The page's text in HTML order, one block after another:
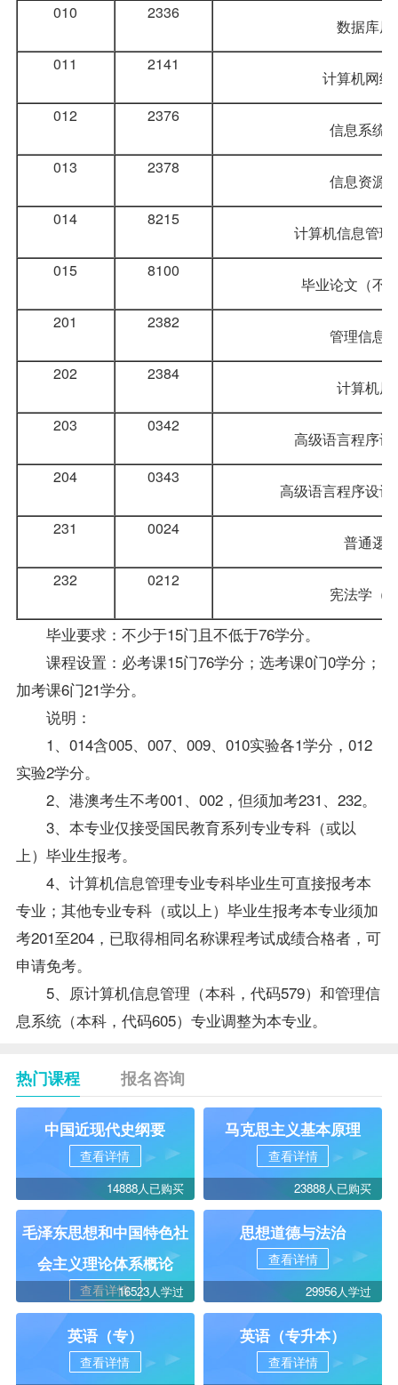
010
2336
数据库原
011
2141
计算机网络
012
2376
信息系统
013
2378
信息资源
014
8215
计算机信息管
015
8100
毕业论文（不
201
2382
管理信息
202
2384
计算机原
203
0342
高级语言程序
204
0343
高级语言程序设
231
0024
普通逻
232
0212
宪法学 （
毕业要求：不少于15门且不低于76学分。
课程设置：必考课15门76学分；选考课0门0学分；
加考课6门21学分。
说明：
1、014含005、007、009、010实验各1学分，012
实验2学分。
2、港澳考生不考001、002，但须加考231、232。
3、本专业仅接受国民教育系列专业专科（或以
上） 毕业生报考。
4、 计算机信息管理专业专科毕业生可直接报考本
专业；其他专业专科（或以上）毕业生报考本专业须加
考201至204，已取得相同名称课程考试成绩合格者，可
申请免考。
5、原计算机信息管理（本科，代码579）和管理信
息系统（本科，代码605）专业调整为本专业。
热门课程 报名咨询
中国近现代史纲要
查看详情
14888人已购买
马克思主义基本原理
查看详情
23888人已购买
毛泽东思想和中国特色社
会主义理论体系概论
查看详情16523人学过
思想道德与法治
查看详情
29956人学过
英语（专）
查看详情
英语（专升本）
查看详情